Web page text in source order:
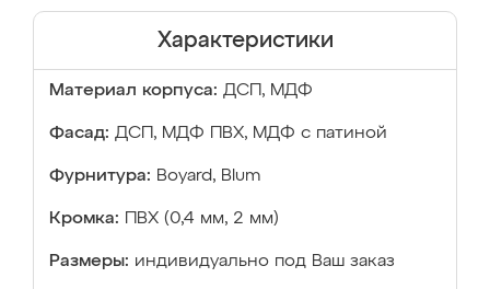
Характеристики
Материал корпуса: ДСП, МДФ
Фасад: ДСП, МДФ ПВХ, МДФ с патиной
Фурнитура: Boyard, Blum
Кромка: ПВХ (0,4 мм, 2 мм)
Размеры: индивидуально под Ваш заказ